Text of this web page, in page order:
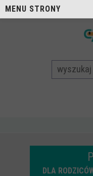
DLA
MENU STRONY
Projekty
Aktualne